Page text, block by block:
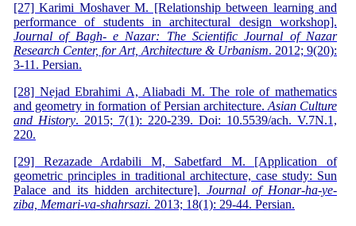
[27] Karimi Moshaver M. [Relationship between learning and
performance of students in architectural design workshop].
Journal of Bagh- e Nazar: The Scientific Journal of Nazar
Research Center, for Art, Architecture & Urbanism. 2012; 9(20):
3-11. Persian.
[28] Nejad Ebrahimi A, Aliabadi M. The role of mathematics
and geometry in formation of Persian architecture. Asian Culture
and History. 2015; 7(1): 220-239. Doi: 10.5539/ach. V.7N.1,
220.
[29] Rezazade Ardabili M, Sabetfard M. [Application of
geometric principles in traditional architecture, case study: Sun
Palace and its hidden architecture]. Journal of Honar-ha-ye-
ziba, Memari-va-shahrsazi. 2013; 18(1): 29-44. Persian.